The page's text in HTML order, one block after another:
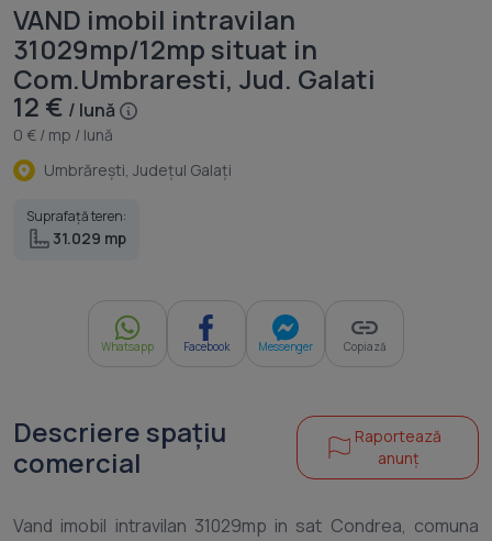
VAND imobil intravilan
31029mp/12mp situat in
Com.Umbraresti, Jud. Galati
12 € / lună
0 € / mp / lună
Umbrăreşti, Judeţul Galaţi
Suprafață teren:
31.029 mp
Whatsapp Facebook Messenger Copiază
Descriere spațiu
comercial
Raportează
anunț
Vand imobil intravilan 31029mp in sat Condrea, comuna